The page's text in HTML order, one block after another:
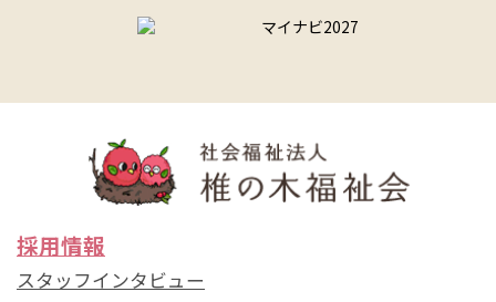
採用情報
スタッフインタビュー